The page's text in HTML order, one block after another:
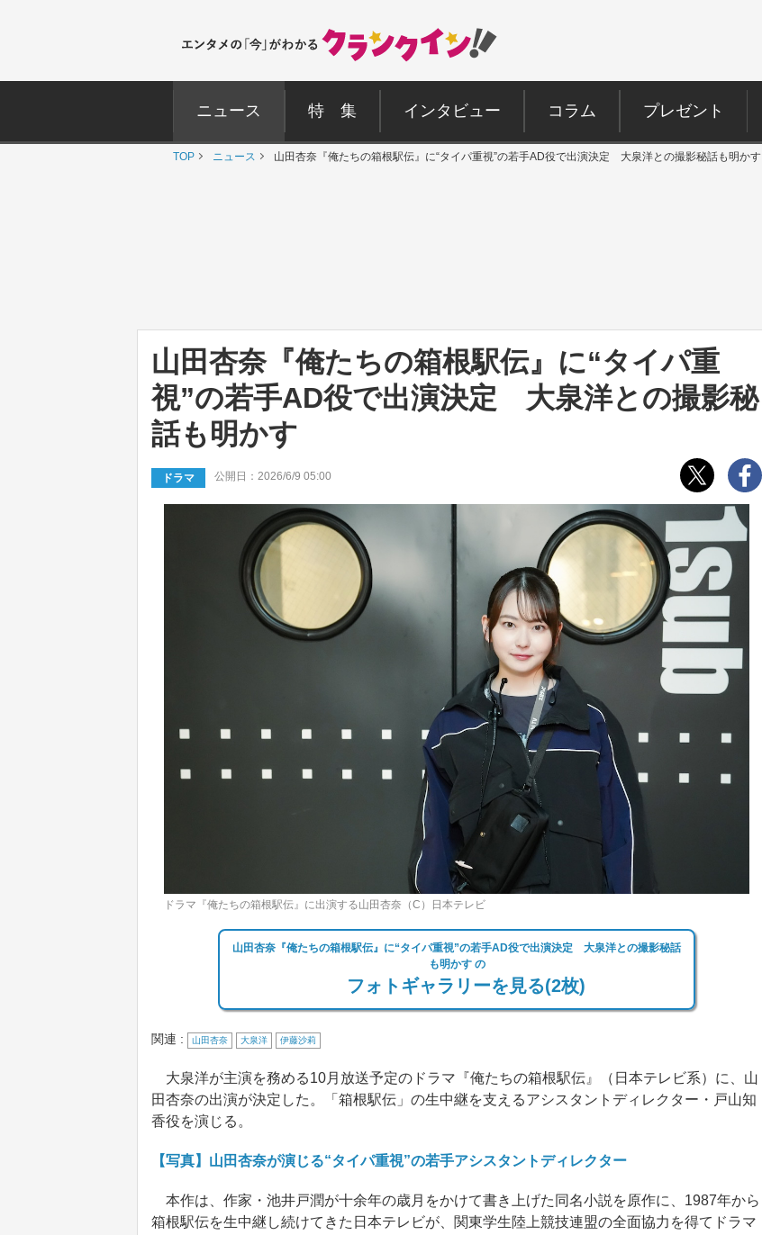
ニュース 特 集 インタビュー コラム プレゼント
TOP ニュース 山田杏奈『俺たちの箱根駅伝』に“タイパ重視”の若手AD役で出演決定 大泉洋との撮影秘話も明かす
山田杏奈『俺たちの箱根駅伝』に“タイパ重
視”の若手AD役で出演決定 大泉洋との撮影秘
話も明かす
ドラマ 公開日：2026/6/9 05:00
ドラマ『俺たちの箱根駅伝』に出演する山田杏奈（C）日本テレビ
山田杏奈『俺たちの箱根駅伝』に“タイパ重視”の若手AD役で出演決定 大泉洋との撮影秘話
も明かす の
フォトギャラリーを見る(2枚)
関連 : 山田杏奈 大泉洋 伊藤沙莉
大泉洋が主演を務める10月放送予定のドラマ『俺たちの箱根駅伝』（日本テレビ系）に、山
田杏奈の出演が決定した。「箱根駅伝」の生中継を支えるアシスタントディレクター・戸山知
香役を演じる。
【写真】山田杏奈が演じる“タイパ重視”の若手アシスタントディレクター
本作は、作家・池井戸潤が十余年の歳月をかけて書き上げた同名小説を原作に、1987年から
箱根駅伝を生中継し続けてきた日本テレビが、関東学生陸上競技連盟の全面協力を得てドラマ